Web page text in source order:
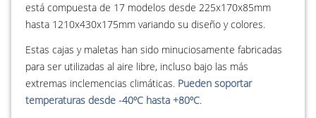
está compuesta de 17 modelos desde 225x170x85mm
hasta 1210x430x175mm variando su diseño y colores.
Estas cajas y maletas han sido minuciosamente fabricadas
para ser utilizadas al aire libre, incluso bajo las más
extremas inclemencias climáticas. Pueden soportar
temperaturas desde -40ºC hasta +80ºC.